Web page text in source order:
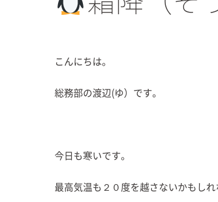
こんにちは。
総務部の渡辺(ゆ）です。
今日も寒いです。
最高気温も２０度を越さないかもしれ